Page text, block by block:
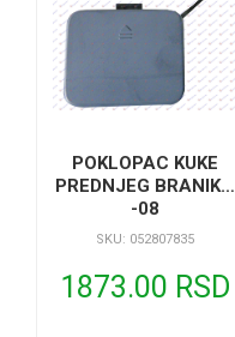
POKLOPAC KUKE
PREDNJEG BRANIKA
-08
SKU: 052807835
1873.00 RSD